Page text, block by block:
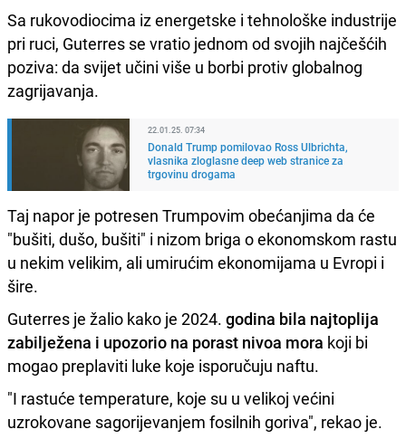
Sa rukovodiocima iz energetske i tehnološke industrije
pri ruci, Guterres se vratio jednom od svojih najčešćih
poziva: da svijet učini više u borbi protiv globalnog
zagrijavanja.
22.01.25. 07:34
Donald Trump pomilovao Ross Ulbrichta,
vlasnika zloglasne deep web stranice za
trgovinu drogama
Taj napor je potresen Trumpovim obećanjima da će
"bušiti, dušo, bušiti" i nizom briga o ekonomskom rastu
u nekim velikim, ali umirućim ekonomijama u Evropi i
šire.
Guterres je žalio kako je 2024. godina bila najtoplija
zabilježena i upozorio na porast nivoa mora koji bi
mogao preplaviti luke koje isporučuju naftu.
"I rastuće temperature, koje su u velikoj većini
uzrokovane sagorijevanjem fosilnih goriva", rekao je.